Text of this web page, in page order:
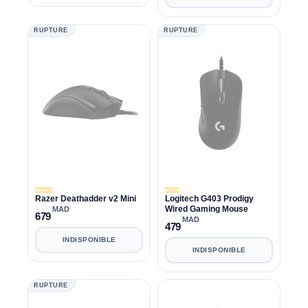
RUPTURE
Razer Deathadder v2 Mini
679
MAD
INDISPONIBLE
RUPTURE
Logitech G403 Prodigy
Wired Gaming Mouse
479
MAD
INDISPONIBLE
RUPTURE